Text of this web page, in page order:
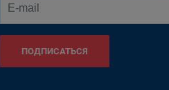
ПОДПИСАТЬСЯ